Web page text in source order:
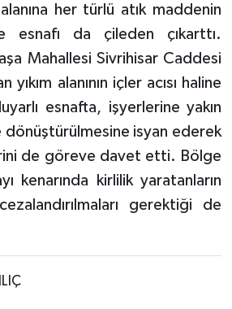
her türlü atık maddenin
esnafı da çileden çıkarttı.
Mahallesi Sivrihisar Caddesi
alanının içler acısı haline
esnafta, işyerlerine yakın
isyan ederek
de göreve davet etti. Bölge
kenarında kirlilik yaratanların
gerektiği de